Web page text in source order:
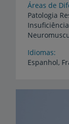
Áreas de
Patologia
Idiomas
Espanhol,